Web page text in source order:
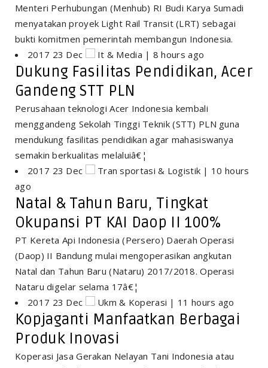
Menteri Perhubungan (Menhub) RI Budi Karya Sumadi
menyatakan proyek Light Rail Transit (LRT) sebagai
bukti komitmen pemerintah membangun Indonesia.
2017 23 Dec
It & Media | 8 hours ago
Dukung Fasilitas Pendidikan, Acer
Gandeng STT PLN
Perusahaan teknologi Acer Indonesia kembali
menggandeng Sekolah Tinggi Teknik (STT) PLN guna
mendukung fasilitas pendidikan agar mahasiswanya
semakin berkualitas melaluiâ€¦
2017 23 Dec
Tran sportasi & Logistik | 10 hours
ago
Natal & Tahun Baru, Tingkat
Okupansi PT KAI Daop II 100%
PT Kereta Api Indonesia (Persero) Daerah Operasi
(Daop) II Bandung mulai mengoperasikan angkutan
Natal dan Tahun Baru (Nataru) 2017/2018. Operasi
Nataru digelar selama 17â€¦
2017 23 Dec
Ukm & Koperasi | 11 hours ago
Kopjaganti Manfaatkan Berbagai
Produk Inovasi
Koperasi Jasa Gerakan Nelayan Tani Indonesia atau